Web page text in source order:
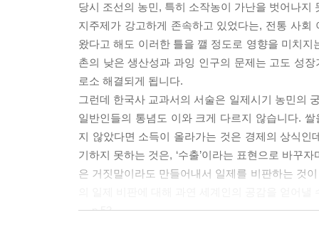
당시 조선의 농민, 특히 소작농이 가난을 벗어나
지주제가 강고하게 존속하고 있었다는, 전통 사
왔다고 해도 이러한 틀을 깰 정도로 영향을 미치
촌의 낮은 생산성과 과잉 인구의 문제는 고도 성
로소 해결되게 됩니다.
그런데 한국사 교과서의 서술은 일제시기 농민의
일반인들의 통념도 이와 크게 다르지 않습니다.
지 않았다면 소득이 올라가는 것은 경제의 상식인
기하지 못하는 것은, ‘수출’이라는 표현으로 바꾸
은 거짓말이라도 만들어내서 일제를 비판하는 것
--- p.53